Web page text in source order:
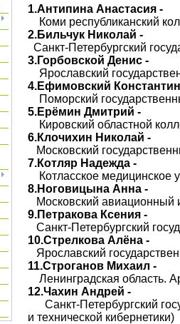
1.Антипина Анастасия -
Коми республиканский
2.Бильчук Николай -
Санкт-Петербургский
3.Горбовской Денис -
Ярославский
4.Ефимовский
Поморский
5.Ерёмин Дмитрий -
Кировский областной
6.Клочихин Николай -
Московский
7.Котляр Надежда -
Котласское медицинское
8.Ноговицына Анна -
Московский авиационный
9.Петракова Ксения -
Санкт-Петербургский
10.Стрелкова Алёна -
Ярославский
11.Строганов Михаил -
Ленинградская область.
12.Чахин Андрей -
Санкт-Петербургский
и технической кибернетики)